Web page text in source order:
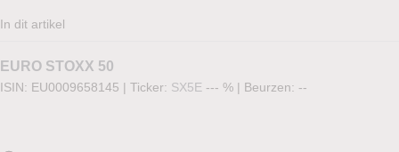
In dit artikel
EURO STOXX 50
ISIN: EU0009658145 | Ticker: SX5E --- % | Beurzen: --